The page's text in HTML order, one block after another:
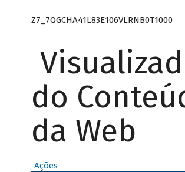
Z7_7QGCHA41L83E106VLRNB0T1000
do
da Web
Ações